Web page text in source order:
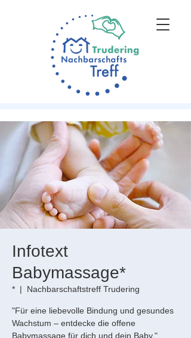
Infotext
Babymassage*
*
  |
Nachbarschaftstreff Trudering
"Für eine liebevolle Bindung und gesundes
Wachstum – entdecke die offene
Babymassage für dich und dein Baby."